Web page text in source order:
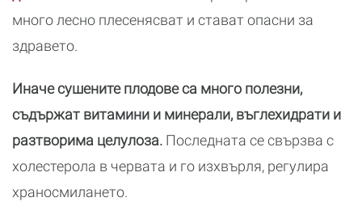
много лесно плесенясват и стават опасни за
здравето.
Иначе сушените плодове са много полезни,
съдържат витамини и минерали, въглехидрати и
разтворима целулоза. Последната се свързва с
холестерола в червата и го изхвърля, регулира
храносмилането.